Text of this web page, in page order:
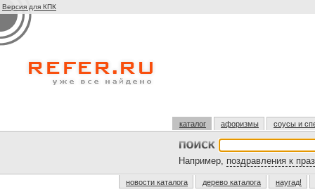
Версия для КПК
каталог афоризмы соусы и
Например, поздравления к
новости каталога дерево каталога наугад!